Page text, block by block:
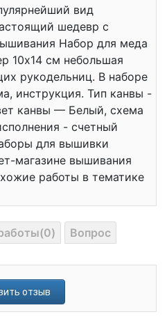
вид
шедевр с
Набор для меда
10x14 см небольшая
рукодельниц. В наборе
инструкция. Тип канвы -
канвы — Белый, схема
- счетный
для вышивки
магазине вышивания
работы в тематике
Вопрос
отзыв